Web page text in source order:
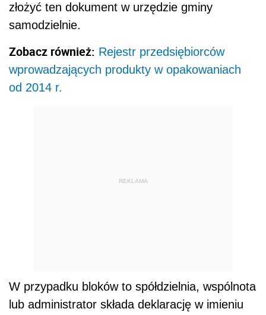
złożyć ten dokument w urzędzie gminy
samodzielnie.
Zobacz również: Rejestr przedsiębiorców
wprowadzających produkty w opakowaniach
od 2014 r.
REKLAMA
W przypadku bloków to spółdzielnia, wspólnota
lub administrator składa deklarację w imieniu